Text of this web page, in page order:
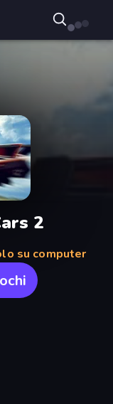
2
su computer